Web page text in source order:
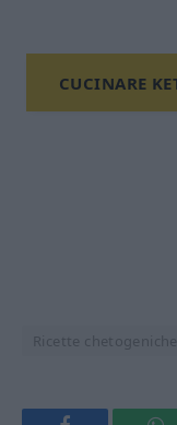
CUCINARE
Ricette